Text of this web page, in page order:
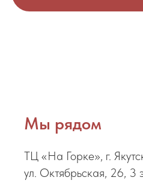
Мы рядом
ТЦ «На Горке», г.
ул. Октябрьская, 26, 3